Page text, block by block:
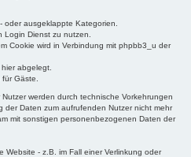
oder ausgeklappte Kategorien.
Login Dienst zu nutzen.
Cookie wird in Verbindung mit phpbb3_u der
abgelegt.
Gäste.
werden durch technische Vorkehrungen
der Daten zum aufrufenden Nutzer nicht mehr
mit sonstigen personenbezogenen Daten der
- z.B. im Fall einer Verlinkung oder